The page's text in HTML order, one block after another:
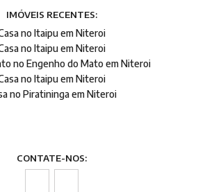
IMÓVEIS RECENTES:
no Itaipu em Niteroi
no Itaipu em Niteroi
no Engenho do Mato em Niteroi
no Itaipu em Niteroi
no Piratininga em Niteroi
CONTATE-NOS: